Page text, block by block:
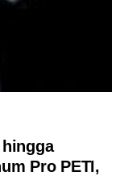
Pro PETI,